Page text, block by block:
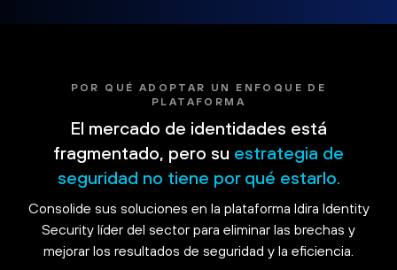
POR QUÉ ADOPTAR UN ENFOQUE DE
PLATAFORMA
El mercado de identidades está
fragmentado, pero su estrategia de
seguridad no tiene por qué estarlo.
Consolide sus soluciones en la plataforma Idira Identity
Security líder del sector para eliminar las brechas y
mejorar los resultados de seguridad y la eficiencia.